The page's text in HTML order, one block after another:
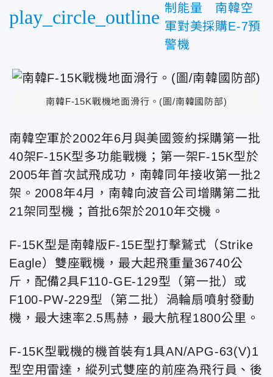
play_circle_outline 制能量 南韓空
軍對美採購E-7預
警機
南韓F-15K戰機地面滑行。(圖/南韓國防部)
南韓空軍於2002年6月與美國簽約採購第一批
40架F-15K型多功能戰機；第一架F-15K型於
2005年首次試飛成功，南韓同年接收第一批2
架。2008年4月，南韓向波音公司增購第二批
21架同型機；首批6架於2010年交機。
F-15K型是南韓版F-15E型打擊鷲式（Strike
Eagle）雙座戰機，最大起飛重量36740公
斤，配備2具F110-GE-129型（第一批）或
F100-PW-229型（第二批）渦輪扇噴射發動
機，最大速率2.5馬赫，最大航程1800公里。
F-15K型戰機的機首裝有1具AN/APG-63(V)1
型空用雷達，縱列式雙座的前座為飛行員、後